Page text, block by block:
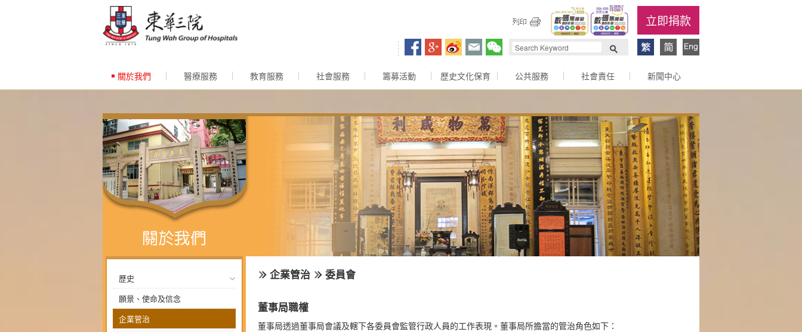
立即捐款
關於我們 醫療服務 教育服務 社會服務 籌募活動 歷史文化保育 公共服務 社會責任 新聞中心
歷史
願景、使命及信念
企業管治
企業管治 委員會
董事局職權
董事局透過董事局會議及轄下各委員會監管行政人員的工作表現。董事局所擔當的管治角色如下：